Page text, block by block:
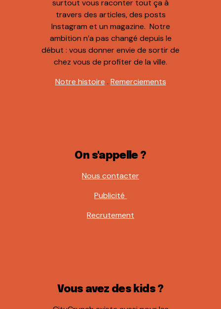
surtout vous raconter tout ça à
travers des articles, des posts
Instagram et un magazine. Notre
ambition n’a pas changé depuis le
début : vous donner envie de sortir de
chez vous de profiter de la ville.
Notre histoire . Remerciements
On s'appelle ?
Nous contacter
Publicité
Recrutement
Vous avez des kids ?